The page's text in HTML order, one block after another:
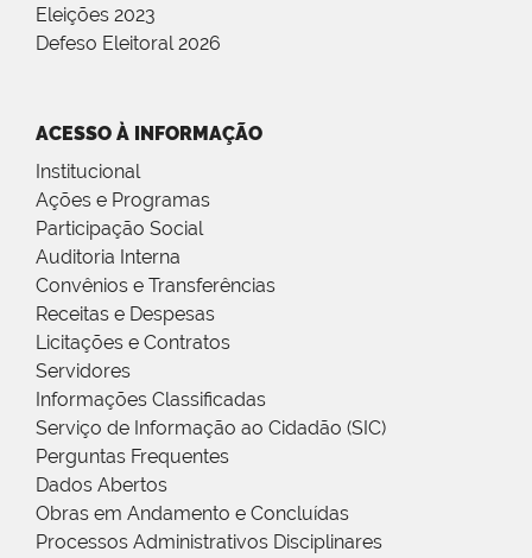
Eleições 2023
Defeso Eleitoral 2026
ACESSO À INFORMAÇÃO
Institucional
Ações e Programas
Participação Social
Auditoria Interna
Convênios e Transferências
Receitas e Despesas
Licitações e Contratos
Servidores
Informações Classificadas
Serviço de Informação ao Cidadão (SIC)
Perguntas Frequentes
Dados Abertos
Obras em Andamento e Concluídas
Processos Administrativos Disciplinares